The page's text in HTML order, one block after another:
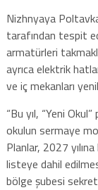
Nizhnyaya
tarafından tespit
armatürleri
ayrıca elektrik
ve iç mekanları
“Bu yıl, “Yeni
okulun sermaye
Planlar, 2027
listeye dahil
bölge şubesi